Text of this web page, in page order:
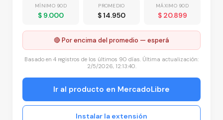
MÍNIMO 90D
$ 9.000
PROMEDIO
$ 14.950
MÁXIMO 90D
$ 20.899
🔴 Por encima del promedio — esperá
Basado en 4 registros de los últimos 90 días. Última actualización:
2/5/2026, 12:13:40.
Ir al producto en MercadoLibre
Instalar la extensión